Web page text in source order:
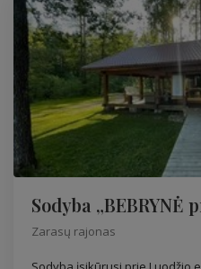
Sodyba „BEBRYNĖ
Zarasų rajonas